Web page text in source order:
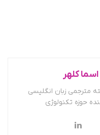
اسما کلهر
مترجمی زبان انگلیسی
حوزه تکنولوژی